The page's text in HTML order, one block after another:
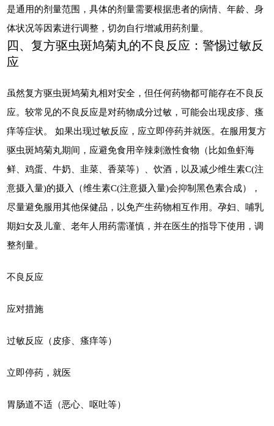
是通用的剂量范围，具体的剂量需要根据患者的病情、年龄、身
体状况等因素进行调整，切勿自行增减用药剂量。
四、复方驱虫斑鸠菊丸的不良反应：警惕过敏反
应
虽然复方驱虫斑鸠菊丸相对安全，但任何药物都可能存在不良反
应。较常见的不良反应是对药物成分过敏，可能会出现皮疹、瘙
痒等症状。 如果出现过敏反应，应立即停药并就医。在服用复方
驱虫斑鸠菊丸期间，应避免食用辛辣刺激性食物（比如鱼虾海
鲜、鸡蛋、牛奶、韭菜、香菜等）、饮酒，以及减少维生素C(注
意摄入量)的摄入（维生素C(注意摄入量)会抑制黑色素合成），
尽量避免服用其他保健品，以免产生药物相互作用。孕妇、哺乳
期妇女及儿童、老年人用药需谨慎，并在医生的指导下使用，调
整剂量。
不良反应
应对措施
过敏反应（皮疹、瘙痒等）
立即停药，就医
胃肠道不适（恶心、呕吐等）